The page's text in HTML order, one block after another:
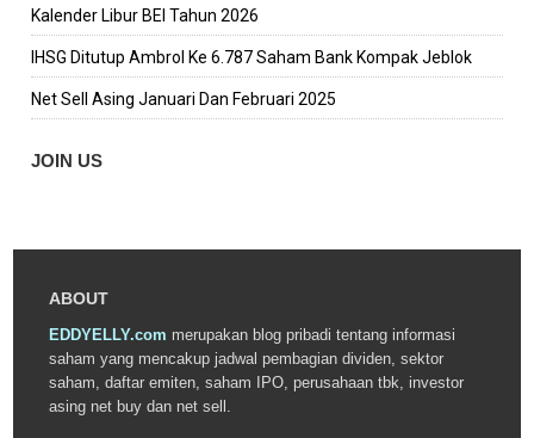
Kalender Libur BEI Tahun 2026
IHSG Ditutup Ambrol Ke 6.787 Saham Bank Kompak Jeblok
Net Sell Asing Januari Dan Februari 2025
JOIN US
ABOUT
EDDYELLY.com merupakan blog pribadi tentang informasi
saham yang mencakup jadwal pembagian dividen, sektor
saham, daftar emiten, saham IPO, perusahaan tbk, investor
asing net buy dan net sell.